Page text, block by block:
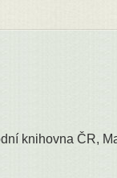
knihovna ČR,